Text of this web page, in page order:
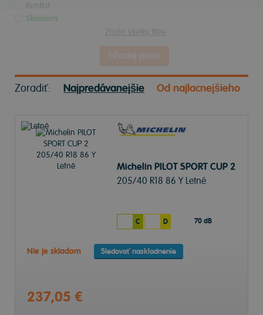
Runflat
Skladom
Zrušiť všetky filtre
Zoradiť: Najpredávanejšie Od najlacnejšieho
Michelin PILOT SPORT CUP 2
205/40 R18 86 Y Letné
C D 70 dB
Nie je skladom Sledovať naskladnenie
237,05 €